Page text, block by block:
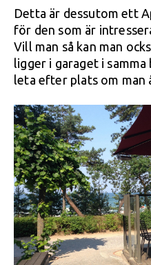
Detta är dessutom ett
för den som är
Vill man så kan man
ligger i garaget i
leta efter plats om man